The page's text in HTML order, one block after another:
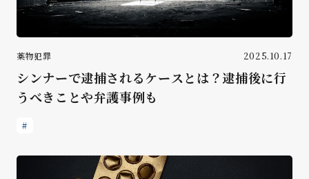
薬物犯罪 2025.10.17
シンナーで逮捕されるケースとは？逮捕後に行
うべきことや弁護事例も